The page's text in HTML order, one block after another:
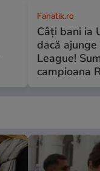
Fanatik.ro
Câți bani ia
dacă
League!
campioana